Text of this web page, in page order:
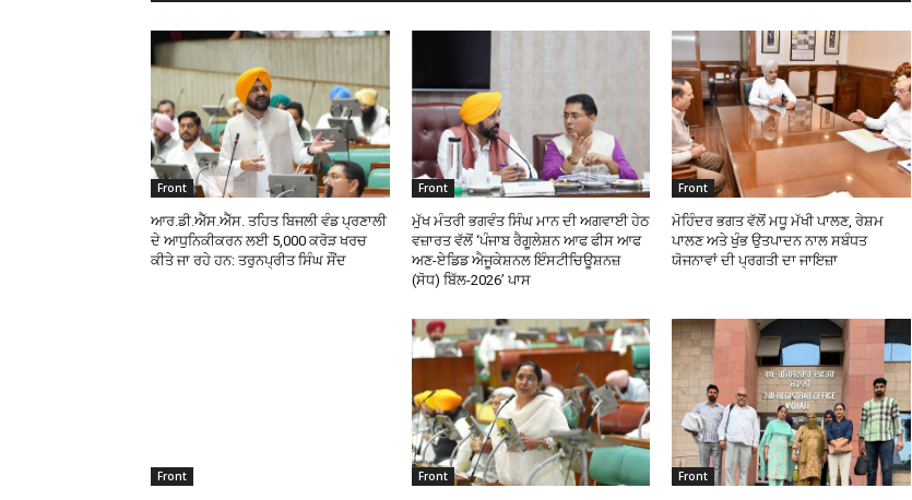
Front
ਆਰ.ਡੀ.ਐੱਸ.ਐੱਸ. ਤਹਿਤ ਬਿਜਲੀ ਵੰਡ ਪ੍ਰਣਾਲੀ
ਦੇ ਆਧੁਨਿਕੀਕਰਨ ਲਈ 5,000 ਕਰੋੜ ਖਰਚ
ਕੀਤੇ ਜਾ ਰਹੇ ਹਨ: ਤਰੁਨਪ੍ਰੀਤ ਸਿੰਘ ਸੌਂਦ
Front
ਮੁੱਖ ਮੰਤਰੀ ਭਗਵੰਤ ਸਿੰਘ ਮਾਨ ਦੀ ਅਗਵਾਈ ਹੇਠ
ਵਜ਼ਾਰਤ ਵੱਲੋਂ ‘ਪੰਜਾਬ ਰੈਗੂਲੇਸ਼ਨ ਆਫ ਫੀਸ ਆਫ
ਅਣ-ਏਡਿਡ ਐਜੂਕੇਸ਼ਨਲ ਇੰਸਟੀਚਿਊਸ਼ਨਜ਼
(ਸੋਧ) ਬਿੱਲ-2026’ ਪਾਸ
Front
ਮੋਹਿੰਦਰ ਭਗਤ ਵੱਲੋਂ ਮਧੂ ਮੱਖੀ ਪਾਲਣ, ਰੇਸ਼ਮ
ਪਾਲਣ ਅਤੇ ਖੁੰਭ ਉਤਪਾਦਨ ਨਾਲ ਸਬੰਧਤ
ਯੋਜਨਾਵਾਂ ਦੀ ਪ੍ਰਗਤੀ ਦਾ ਜਾਇਜ਼ਾ
Front Front Front